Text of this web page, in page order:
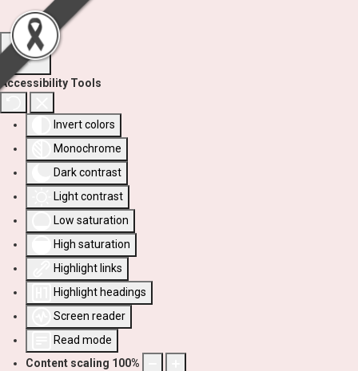
Accessibility Tools
Invert colors
Monochrome
Dark contrast
Light contrast
Low saturation
High saturation
Highlight links
Highlight headings
Screen reader
Read mode
Content scaling 100%